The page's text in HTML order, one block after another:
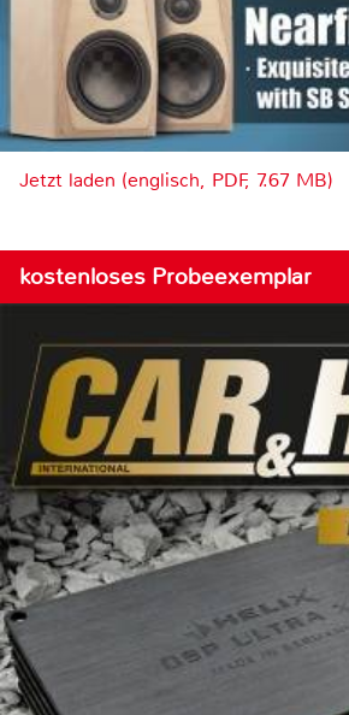
Jetzt laden (englisch, PDF, 7.67 MB)
kostenloses Probeexemplar